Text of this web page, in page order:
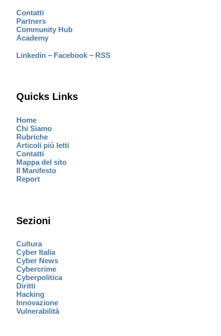
Contatti
Partners
Community Hub
Academy
Linkedin – Facebook – RSS
Quicks Links
Home
Chi Siamo
Rubriche
Articoli più letti
Contatti
Mappa del sito
Il Manifesto
Report
Sezioni
Cultura
Cyber Italia
Cyber News
Cybercrime
Cyberpolitica
Diritti
Hacking
Innovazione
Vulnerabilità